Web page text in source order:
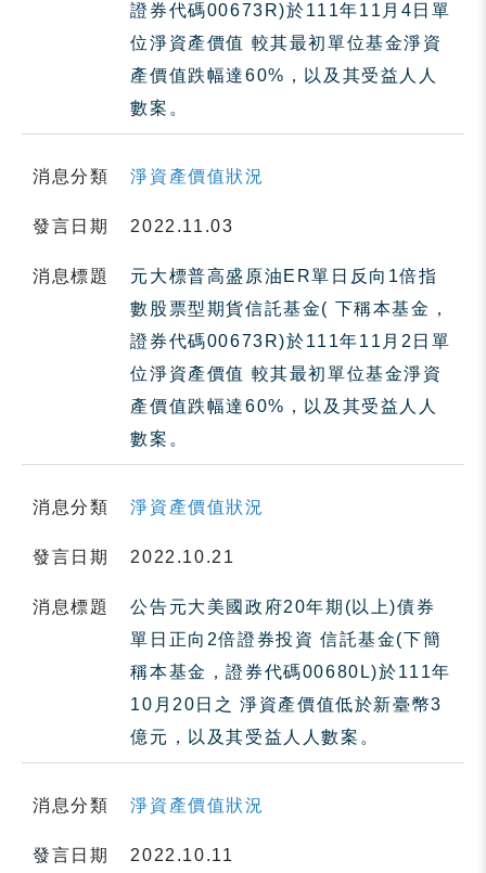
證券代碼00673R)於111年11月4日單
位淨資產價值 較其最初單位基金淨資
產價值跌幅達60%，以及其受益人人
數案。
消息分類 淨資產價值狀況
發言日期 2022.11.03
消息標題
元大標普高盛原油ER單日反向1倍指
數股票型期貨信託基金( 下稱本基金，
證券代碼00673R)於111年11月2日單
位淨資產價值 較其最初單位基金淨資
產價值跌幅達60%，以及其受益人人
數案。
消息分類 淨資產價值狀況
發言日期 2022.10.21
消息標題
公告元大美國政府20年期(以上)債券
單日正向2倍證券投資 信託基金(下簡
稱本基金，證券代碼00680L)於111年
10月20日之 淨資產價值低於新臺幣3
億元，以及其受益人人數案。
消息分類 淨資產價值狀況
發言日期 2022.10.11